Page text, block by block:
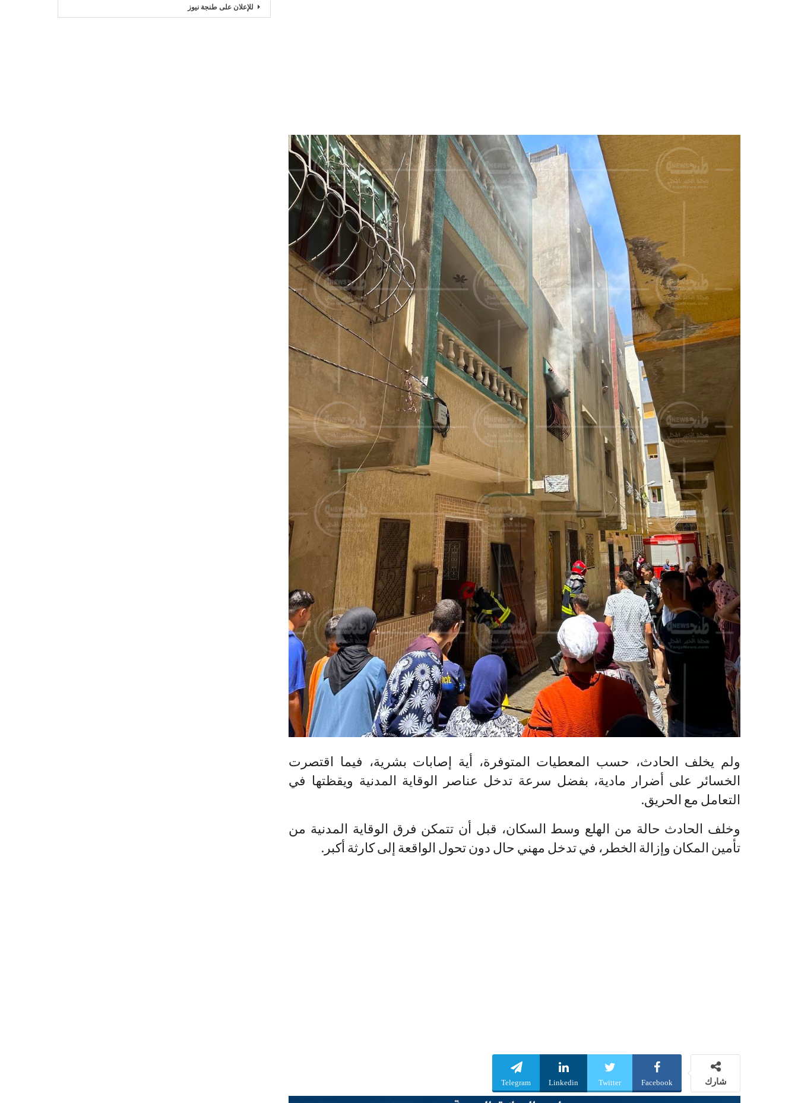
ولم يخلف الحادث، حسب المعطيات المتوفرة، أية إصابات بشرية، فيما اقتصرت
الخسائر على أضرار مادية، بفضل سرعة تدخل عناصر الوقاية المدنية ويقظتها في
التعامل مع الحريق.
وخلف الحادث حالة من الهلع وسط السكان، قبل أن تتمكن فرق الوقاية المدنية من
تأمين المكان وإزالة الخطر، في تدخل مهني حال دون تحول الواقعة إلى كارثة أكبر.
شارك Facebook
Twitter
Linkedin
Telegram
للإعلان على طنجة نيوز